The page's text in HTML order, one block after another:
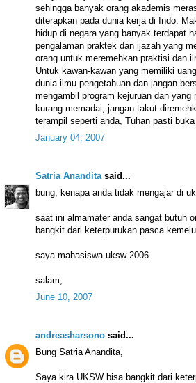
sehingga banyak orang akademis
diterapkan pada dunia kerja di Indo.
hidup di negara yang banyak terdapat
pengalaman praktek dan ijazah yang
orang untuk meremehkan praktisi dan
Untuk kawan-kawan yang memiliki
dunia ilmu pengetahuan dan jangan
mengambil program kejuruan dan
kurang memadai, jangan takut
terampil seperti anda, Tuhan pasti
January 04, 2007
Satria Anandita said...
bung, kenapa anda tidak mengajar di
saat ini almamater anda sangat butuh
bangkit dari keterpurukan pasca
saya mahasiswa uksw 2006.
salam,
June 10, 2007
andreasharsono said...
Bung Satria Anandita,
Saya kira UKSW bisa bangkit dari